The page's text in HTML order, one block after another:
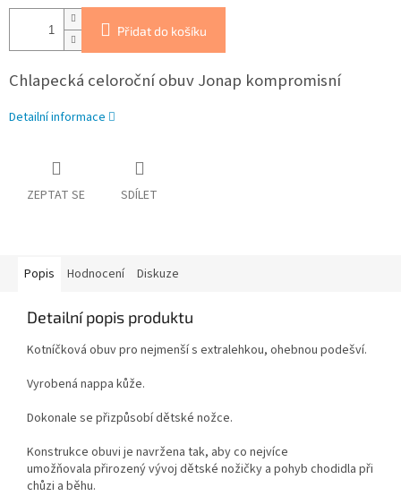
Přidat do košíku
Chlapecká celoroční obuv Jonap kompromisní
Detailní informace
ZEPTAT SE SDÍLET
Popis Hodnocení Diskuze
Detailní popis produktu
Kotníčková obuv pro nejmenší s extralehkou, ohebnou podešví.
Vyrobená nappa kůže.
Dokonale se přizpůsobí dětské nožce.
Konstrukce obuvi je navržena tak, aby co nejvíce
umožňovala přirozený vývoj dětské nožičky a pohyb chodidla při
chůzi a běhu.